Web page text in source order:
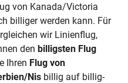
von Kanada/Victoria
billiger werden kann. Für
wir Linienflug,
den billigsten Flug
Ihren Flug von
Nis billig auf billig-